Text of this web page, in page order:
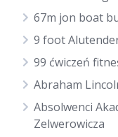
67m jon boat
9 foot
99 ćwiczeń
Abraham
Absolwenci
Zelwerowicza